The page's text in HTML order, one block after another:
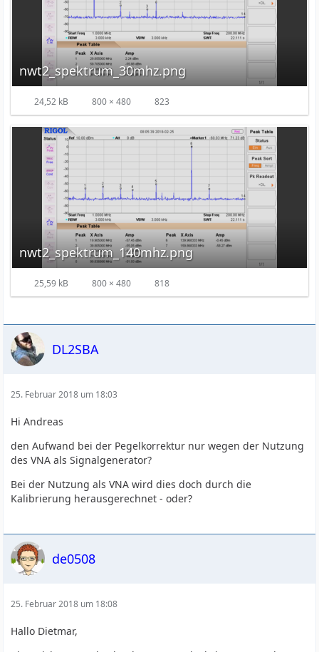
nwt2_spektrum_30mhz.png
24,52 kB 800 × 480 823
nwt2_spektrum_140mhz.png
25,59 kB 800 × 480 818
DL2SBA
25. Februar 2018 um 18:03
Hi Andreas
den Aufwand bei der Pegelkorrektur nur wegen der Nutzung
des VNA als Signalgenerator?
Bei der Nutzung als VNA wird dies doch durch die
Kalibrierung herausgerechnet - oder?
de0508
25. Februar 2018 um 18:08
Hallo Dietmar,